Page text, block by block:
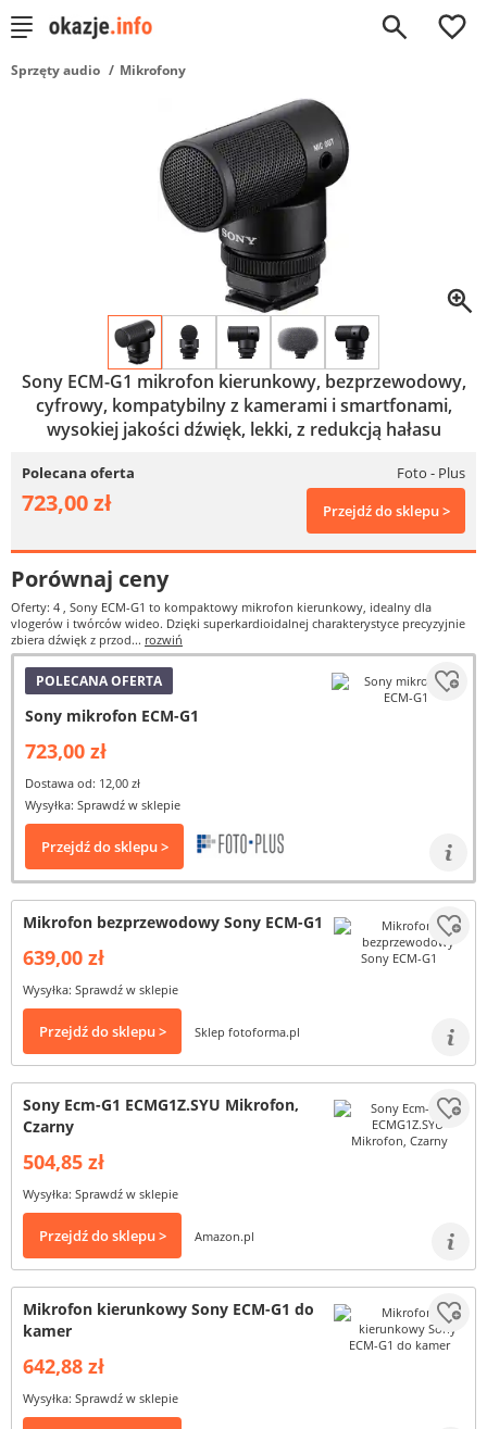
0
Sprzęty audio Mikrofony
Sony ECM-G1 mikrofon kierunkowy, bezprzewodowy,
cyfrowy, kompatybilny z kamerami i smartfonami,
wysokiej jakości dźwięk, lekki, z redukcją hałasu
Polecana oferta Foto - Plus
723,00 zł Przejdź do sklepu >
Porównaj ceny
Oferty: 4 , Sony ECM-G1 to kompaktowy mikrofon kierunkowy, idealny dla
vlogerów i twórców wideo. Dzięki superkardioidalnej charakterystyce precyzyjnie
zbiera dźwięk z przod... rozwiń
POLECANA OFERTA
Sony mikrofon ECM-G1
723,00 zł
Dostawa od: 12,00 zł
Wysyłka: Sprawdź w sklepie
Przejdź do sklepu >
Mikrofon bezprzewodowy Sony ECM-G1
639,00 zł
Wysyłka: Sprawdź w sklepie
Przejdź do sklepu > Sklep fotoforma.pl
Sony Ecm-G1 ECMG1Z.SYU Mikrofon,
Czarny
504,85 zł
Wysyłka: Sprawdź w sklepie
Przejdź do sklepu > Amazon.pl
Mikrofon kierunkowy Sony ECM-G1 do
kamer
642,88 zł
Wysyłka: Sprawdź w sklepie